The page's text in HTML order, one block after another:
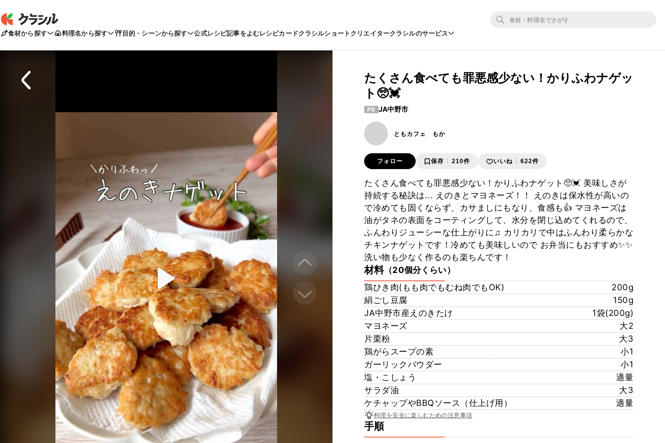
食材から探す 料理名から探す 目的・シーンから探す 公式レシピ記事をよむレシピカードクラシルショートクリエイタークラシルのサービス
たくさん食べても罪悪感少ない！かりふわナゲッ
ト🥺💓
PR JA中野市
ともカフェ もか
フォロー 保存 210件 いいね 622件
たくさん食べても罪悪感少ない！かりふわナゲット🥺💓 美味しさが
持続する秘訣は... えのきとマヨネーズ！！ えのきは保水性が高いの
で冷めても固くならず、カサましにもなり、食感も👍 マヨネーズは
油がタネの表面をコーティングして、水分を閉じ込めてくれるので、
ふんわりジューシーな仕上がりに♫ カリカリで中はふんわり柔らかな
チキンナゲットです！冷めても美味しいので お弁当にもおすすめ✨✨
洗い物も少なく作るのも楽ちんです！
材料（20個分くらい）
鶏ひき肉(もも肉でもむね肉でもOK)
200g
絹ごし豆腐
150g
JA中野市産えのきたけ
1袋(200g)
マヨネーズ
大2
片栗粉
大3
鶏がらスープの素
小1
ガーリックパウダー
小1
塩・こしょう
適量
サラダ油
大3
ケチャップやBBQソース（仕上げ用）
適量
料理を安全に楽しむための注意事項
手順